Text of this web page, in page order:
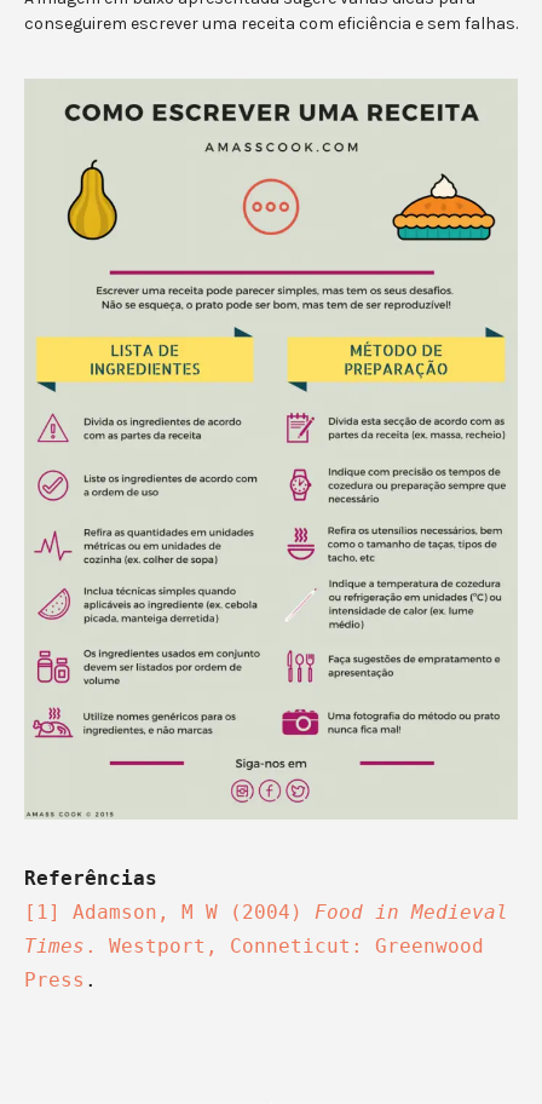
conseguirem escrever uma receita com eficiência e sem falhas.
[1] Adamson, M W (2004) Food in Medieval
Times . Westport, Conneticut: Greenwood
Press .